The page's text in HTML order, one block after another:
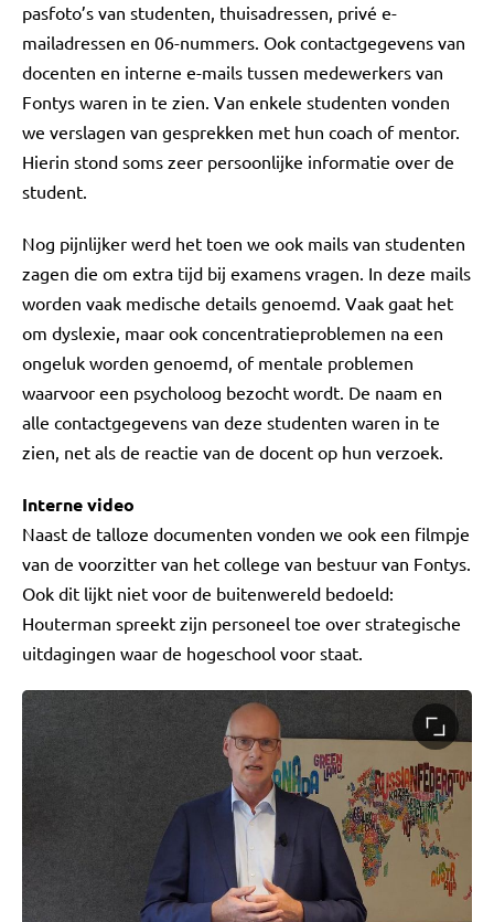
pasfoto’s van studenten, thuisadressen, privé e-
mailadressen en 06-nummers. Ook contactgegevens van
docenten en interne e-mails tussen medewerkers van
Fontys waren in te zien. Van enkele studenten vonden
we verslagen van gesprekken met hun coach of mentor.
Hierin stond soms zeer persoonlijke informatie over de
student.
Nog pijnlijker werd het toen we ook mails van studenten
zagen die om extra tijd bij examens vragen. In deze mails
worden vaak medische details genoemd. Vaak gaat het
om dyslexie, maar ook concentratieproblemen na een
ongeluk worden genoemd, of mentale problemen
waarvoor een psycholoog bezocht wordt. De naam en
alle contactgegevens van deze studenten waren in te
zien, net als de reactie van de docent op hun verzoek.
Interne video
Naast de talloze documenten vonden we ook een filmpje
van de voorzitter van het college van bestuur van Fontys.
Ook dit lijkt niet voor de buitenwereld bedoeld:
Houterman spreekt zijn personeel toe over strategische
uitdagingen waar de hogeschool voor staat.